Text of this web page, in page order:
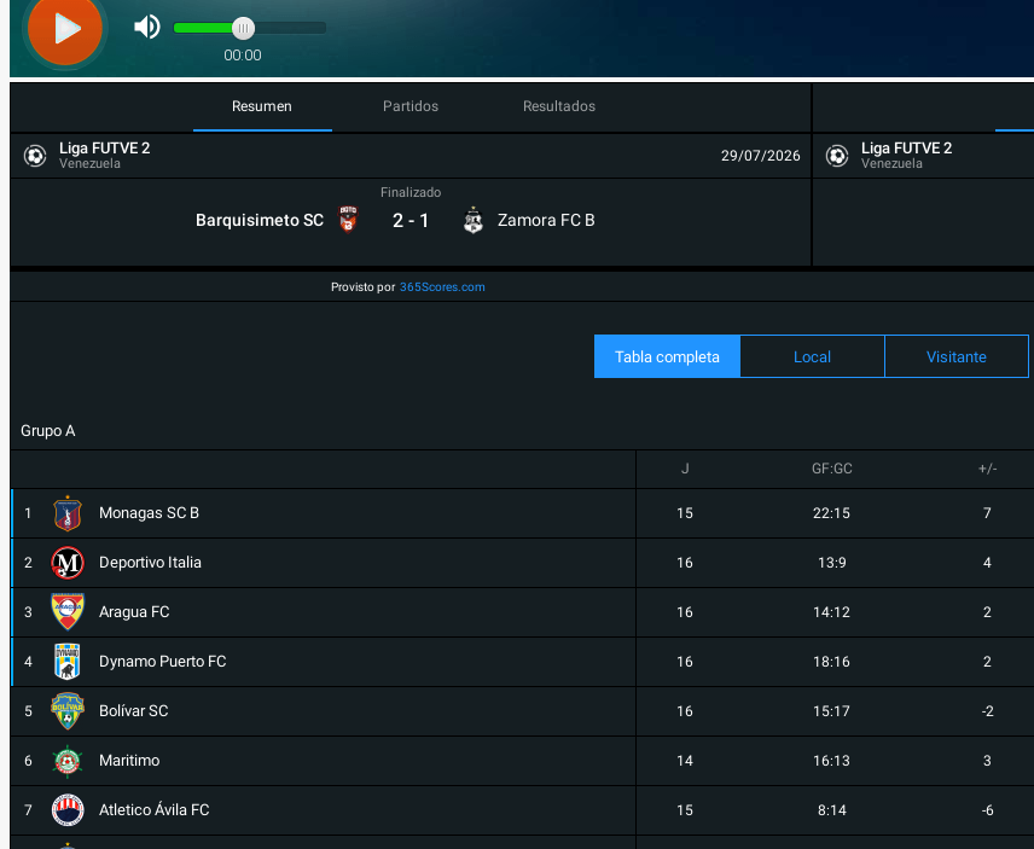
Resumen Partidos Resultados
Liga FUTVE 2
Venezuela 29/07/2026
Barquisimeto SC
Finalizado
2 - 1 Zamora FC B
Provisto por 365Scores.com
Liga FUTVE 2
Venezuela
Tabla completa Local Visitante
Grupo A
J GF:GC +/-
1 Monagas SC B 15 22:15 7
2 Deportivo Italia 16 13:9 4
3 Aragua FC 16 14:12 2
4 Dynamo Puerto FC 16 18:16 2
5 Bolívar SC 16 15:17 -2
6 Maritimo 14 16:13 3
7 Atletico Ávila FC 15 8:14 -6